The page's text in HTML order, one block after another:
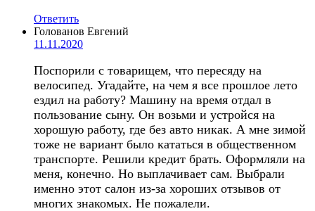
Ответить
Голованов Евгений
11.11.2020
Поспорили с товарищем, что пересяду на
велосипед. Угадайте, на чем я все прошлое лето
ездил на работу? Машину на время отдал в
пользование сыну. Он возьми и устройся на
хорошую работу, где без авто никак. А мне зимой
тоже не вариант было кататься в общественном
транспорте. Решили кредит брать. Оформляли на
меня, конечно. Но выплачивает сам. Выбрали
именно этот салон из-за хороших отзывов от
многих знакомых. Не пожалели.